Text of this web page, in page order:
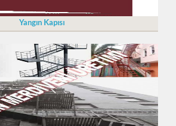
Yangın Kapısı